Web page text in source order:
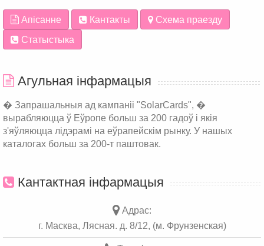
Апісанне Кантакты
Схема праезду
Статыстыка
Агульная інфармацыя
� Запрашальныя ад кампаніі "SolarCards", �
вырабляюцца ў Еўропе больш за 200 гадоў і якія
з'яўляюцца лідэрамі на еўрапейскім рынку. У нашых
каталогах больш за 200-т паштовак.
Кантактная інфармацыя
Адрас:
г. Масква, Лясная. д. 8/12, (м. Фрунзенская)